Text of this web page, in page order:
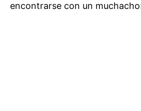
encontrarse con un